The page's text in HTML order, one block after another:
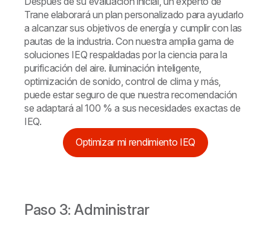
Trane elaborará un plan personalizado para ayudarlo
a alcanzar sus objetivos de energía y cumplir con las
pautas de la industria. Con nuestra amplia gama de
soluciones IEQ respaldadas por la ciencia para la
purificación del aire. iluminación inteligente,
optimización de sonido, control de clima y más,
puede estar seguro de que nuestra recomendación
se adaptará al 100 % a sus necesidades exactas de
IEQ.
Optimizar mi rendimiento IEQ
Paso 3: Administrar